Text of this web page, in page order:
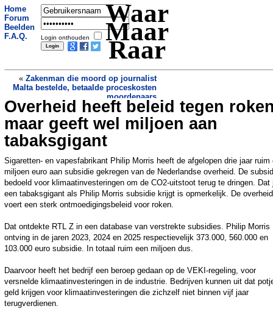
Home
Forum
Beelden
F.A.Q.
Login onthouden
Waar
Maar
Raar
« Zakenman die moord op journalist
Malta bestelde, betaalde proceskosten
moordenaars
Steeds vaker spookbronnen in
wetenschappelijke artikelen door
gebruik AI»
Overheid heeft beleid tegen
maar geeft wel miljoen aan
tabaksgigant
Sigaretten- en vapesfabrikant Philip Morris heeft de afgelopen drie jaar ruim
miljoen euro aan subsidie gekregen van de Nederlandse overheid. De
bedoeld voor klimaatinvesteringen om de CO2-uitstoot terug te dringen. Dat
een tabaksgigant als Philip Morris subsidie krijgt is opmerkelijk. De overheid
voert een sterk ontmoedigingsbeleid voor roken.
Dat ontdekte RTL Z in een database van verstrekte subsidies. Philip Morris
ontving in de jaren 2023, 2024 en 2025 respectievelijk 373.000, 560.000 en
103.000 euro subsidie. In totaal ruim een miljoen dus.
Daarvoor heeft het bedrijf een beroep gedaan op de VEKI-regeling, voor
versnelde klimaatinvesteringen in de industrie. Bedrijven kunnen uit dat
geld krijgen voor klimaatinvesteringen die zichzelf niet binnen vijf jaar
terugverdienen.